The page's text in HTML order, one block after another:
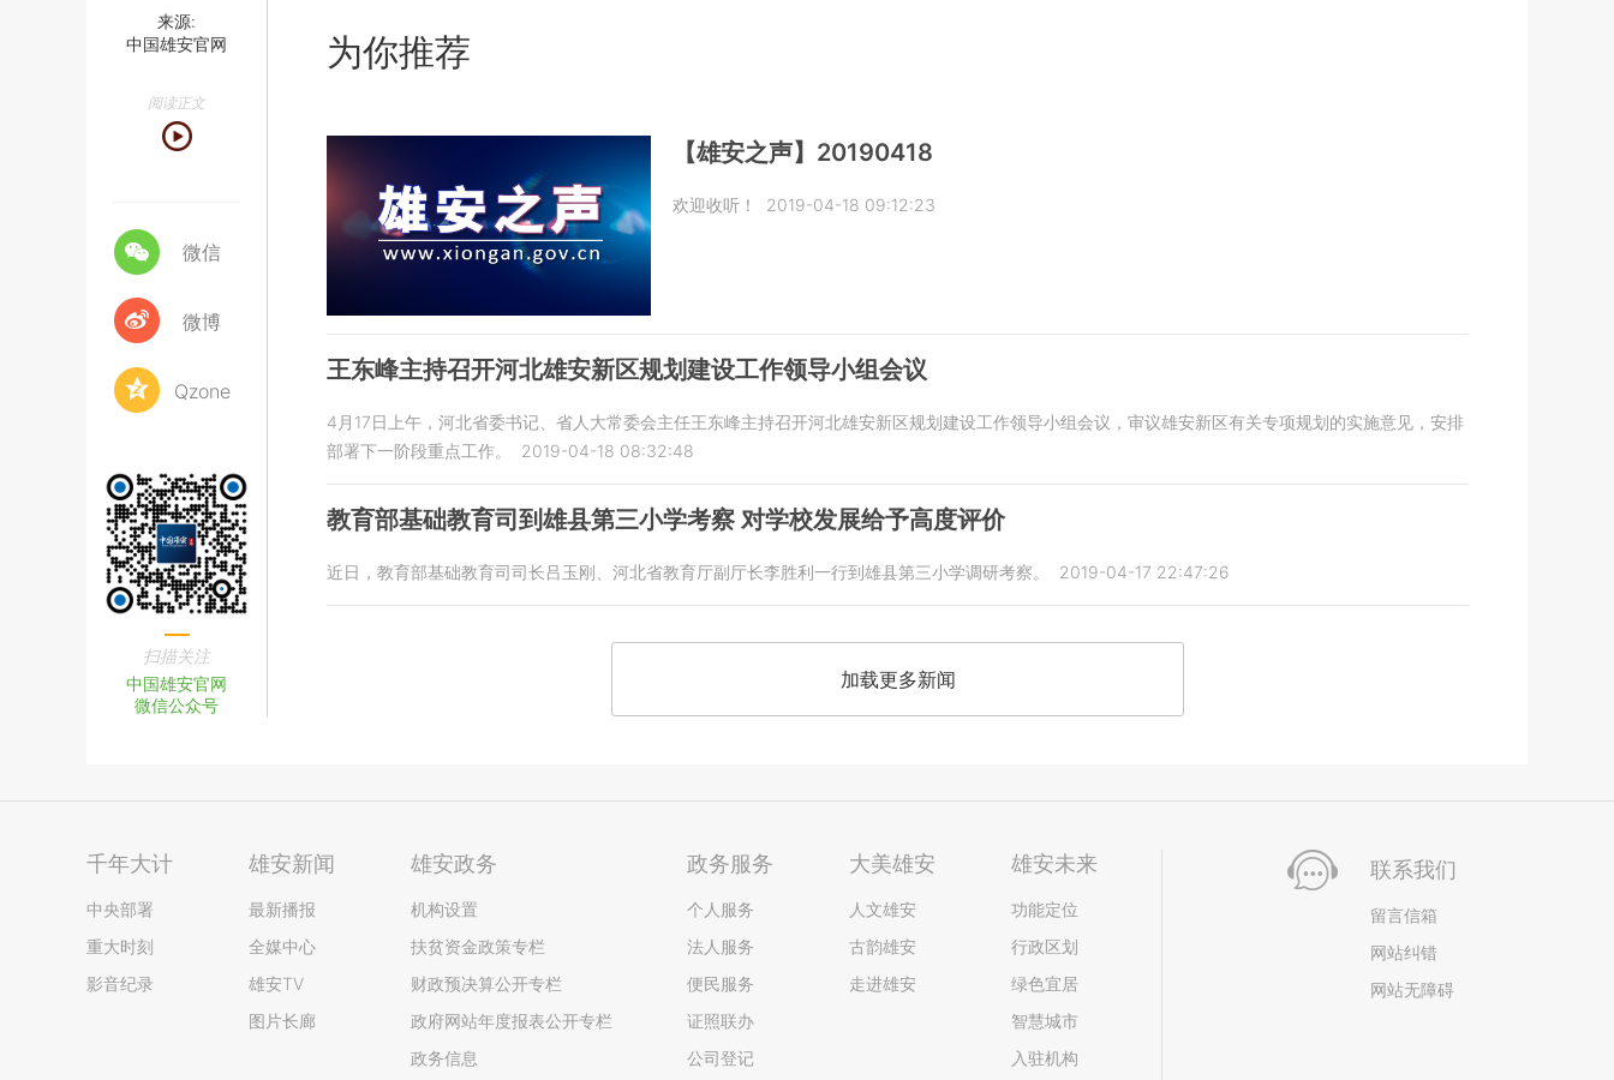
来源:
中国雄安官网
阅读正文
微信
微博
Qzone
扫描关注
中国雄安官网
微信公众号
为你推荐
【雄安之声】20190418
欢迎收听！ 2019-04-18 09:12:23
王东峰主持召开河北雄安新区规划建设工作领导小组会议
4月17日上午，河北省委书记、省人大常委会主任王东峰主持召开河北雄安新区规划建设工作领导小组会议，审议雄安新区有关专项规划的实施意见，安排
部署下一阶段重点工作。
2019-04-18 08:32:48
教育部基础教育司到雄县第三小学考察 对学校发展给予高度评价
近日，教育部基础教育司司长吕玉刚、河北省教育厅副厅长李胜利一行到雄县第三小学调研考察。 2019-04-17 22:47:26
加载更多新闻
千年大计
中央部署
重大时刻
影音纪录
雄安新闻
最新播报
全媒中心
雄安TV
图片长廊
雄安政务
机构设置
扶贫资金政策专栏
财政预决算公开专栏
政府网站年度报表公开专栏
政务信息
政务服务
个人服务
法人服务
便民服务
证照联办
公司登记
大美雄安
人文雄安
古韵雄安
走进雄安
雄安未来
功能定位
行政区划
绿色宜居
智慧城市
入驻机构
联系我们
留言信箱
网站纠错
网站无障碍